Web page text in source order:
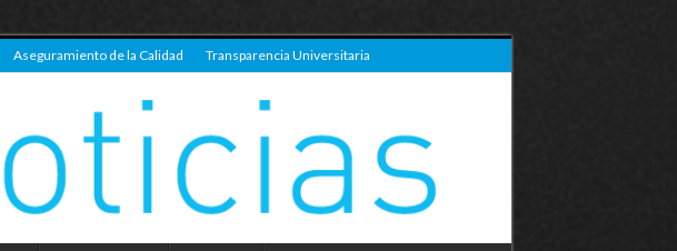
Aseguramiento de la Calidad Transparencia Universitaria